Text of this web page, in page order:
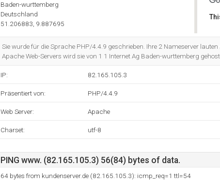
Baden-wurttemberg
Deutschland
51.206883, 9.887695
Sie wurde für die Sprache PHP/4.4.9 geschrieben. Ihre 2 Nameserver lauten
Apache Web-Servers wird sie von 1 1 Internet Ag Baden-wurttemberg
IP: 82.165.105.3
Präsentiert von: PHP/4.4.9
Web Server: Apache
Charset: utf-8
PING www. (82.165.105.3) 56(84) bytes of data.
64 bytes from kundenserver.de (82.165.105.3): icmp_req=1 ttl=54